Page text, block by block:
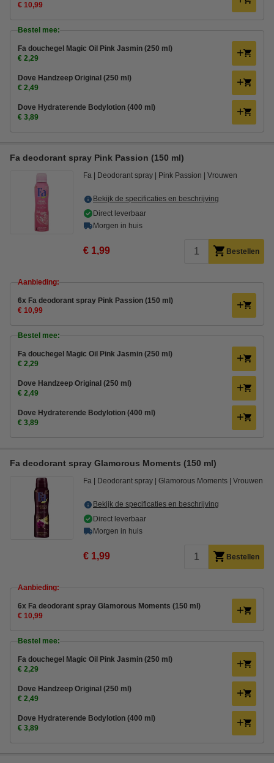
€ 10,99
Bestel mee:
Fa douchegel Magic Oil Pink Jasmin (250 ml)
€ 2,29
Dove Handzeep Original (250 ml)
€ 2,49
Dove Hydraterende Bodylotion (400 ml)
€ 3,89
Fa deodorant spray Pink Passion (150 ml)
Fa Deodorant spray Pink Passion Vrouwen
Bekijk de specificaties en beschrijving
Direct leverbaar
Morgen in huis
€ 1,99 Bestellen
Aanbieding:
6x Fa deodorant spray Pink Passion (150 ml)
€ 10,99
Bestel mee:
Fa douchegel Magic Oil Pink Jasmin (250 ml)
€ 2,29
Dove Handzeep Original (250 ml)
€ 2,49
Dove Hydraterende Bodylotion (400 ml)
€ 3,89
Fa deodorant spray Glamorous Moments (150 ml)
Fa Deodorant spray Glamorous Moments Vrouwen
Bekijk de specificaties en beschrijving
Direct leverbaar
Morgen in huis
€ 1,99 Bestellen
Aanbieding:
6x Fa deodorant spray Glamorous Moments (150 ml)
€ 10,99
Bestel mee:
Fa douchegel Magic Oil Pink Jasmin (250 ml)
€ 2,29
Dove Handzeep Original (250 ml)
€ 2,49
Dove Hydraterende Bodylotion (400 ml)
€ 3,89